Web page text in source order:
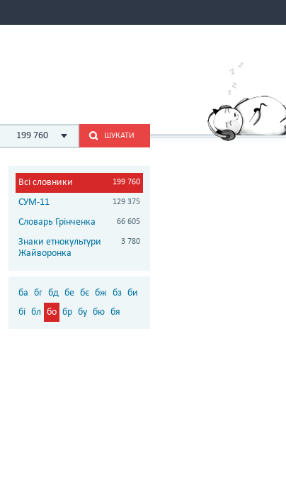
199 760 ШУКАТИ
Всі словники 199 760
СУМ-11 129 375
Словарь Грінченка 66 605
Знаки етнокультури
Жайворонка
3 780
ба бг бд бе бє бж бз би
бі бл бо бр бу бю бя